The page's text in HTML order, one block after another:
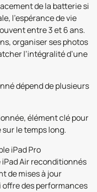
de la batterie si
l’espérance de vie
entre 3 et 6 ans.
organiser ses photos
l’intégralité d’une
dépend de plusieurs
élément clé pour
le temps long.
iPad Pro
Air reconditionnés
de mises à jour
des performances